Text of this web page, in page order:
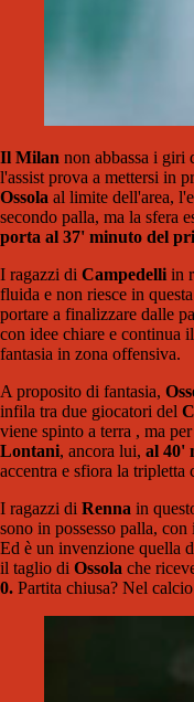
Il Milan non abbassa i giri
l'assist prova a mettersi in
Ossola al limite dell'area,
secondo palla, ma la sfera
porta al 37' minuto del
I ragazzi di Campedelli in
fluida e non riesce in
portare a finalizzare dalle
con idee chiare e continua
fantasia in zona offensiva.
A proposito di fantasia,
infila tra due giocatori del
viene spinto a terra , ma
Lontani, ancora lui, al 40'
accentra e sfiora la tripletta
I ragazzi di Renna in
sono in possesso palla,
Ed è un invenzione quella
il taglio di Ossola che
0. Partita chiusa? Nel